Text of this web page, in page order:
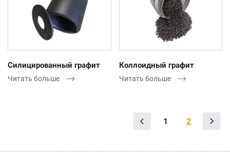
Силицированный графит
Читать больше
Коллоидный графит
Читать больше
1 2